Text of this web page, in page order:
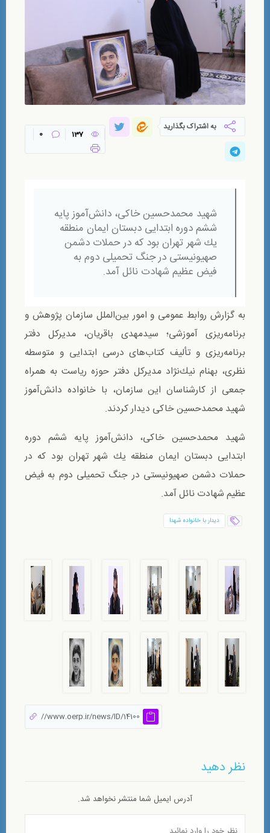
به اشتراک بگذارید
137
0
شهید محمدحسين خاكی، دانش‌آموز پایه
ششم دوره ابتدايی دبستان ايمان منطقه
يك شهر تهران بود که در حملات دشمن
صهیونیستی در جنگ تحمیلی دوم به
فیض عظیم شهادت نائل آمد.
به گزارش روابط عمومی و امور بین‌الملل سازمان پژوهش و
برنامه‌ریزی آموزشی؛ سيدمهدی باقريان، مدیرکل دفتر
برنامه‌ریزی و تألیف کتاب‌های درسی ابتدايی و متوسطه
نظری، بهنام نيك‌نژاد مديركل دفتر حوزه رياست به همراه
جمعی از كارشناسان اين سازمان، با خانواده دانش‌آموز
شهيد محمدحسين خاكی دیدار کردند.
شهید محمدحسين خاكی، دانش‌آموز پایه ششم دوره
ابتدايی دبستان ايمان منطقه يك شهر تهران بود که در
حملات دشمن صهیونیستی در جنگ تحمیلی دوم به فیض
عظیم شهادت نائل آمد.
ديدار با خانواده شهدا
نظر دهید
آدرس ایمیل شما منتشر نخواهد شد.